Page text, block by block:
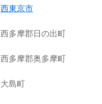
西東京市
西多摩郡日の出町
西多摩郡奥多摩町
大島町